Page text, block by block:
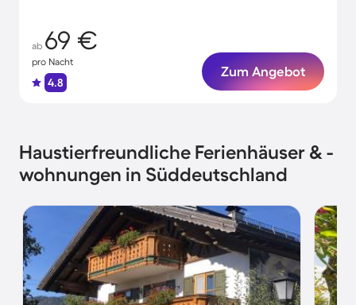
ab 69 €
pro Nacht
4.8
Zum Angebot
Haustierfreundliche Ferienhäuser & -
wohnungen in Süddeutschland